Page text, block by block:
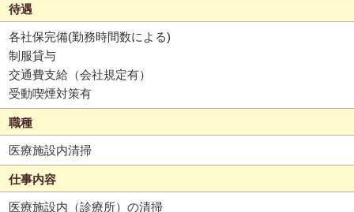
待遇
各社保完備(勤務時間数による)
制服貸与
交通費支給（会社規定有）
受動喫煙対策有
職種
医療施設内清掃
仕事内容
医療施設内（診療所）の清掃